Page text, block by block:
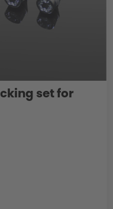
set for